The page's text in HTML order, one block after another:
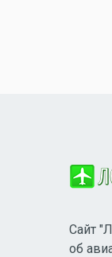
Сайт
об